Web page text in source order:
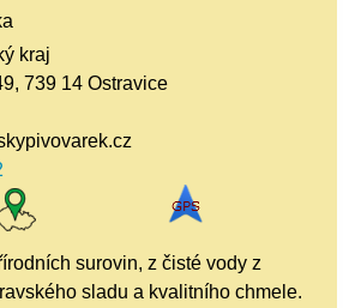
kraj
739 14 Ostravice
surovin, z čisté vody z
sladu a kvalitního chmele.